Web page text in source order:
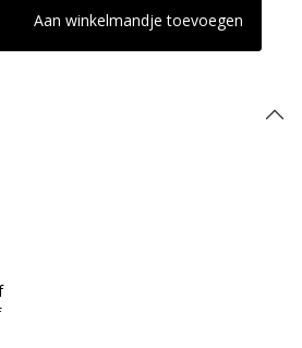
Aan winkelmandje toevoegen